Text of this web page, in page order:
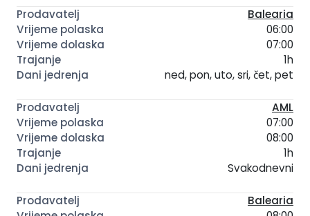
Balearia
06:00
07:00
1h
ned, pon, uto, sri, čet, pet
AML
07:00
08:00
1h
Svakodnevni
Balearia